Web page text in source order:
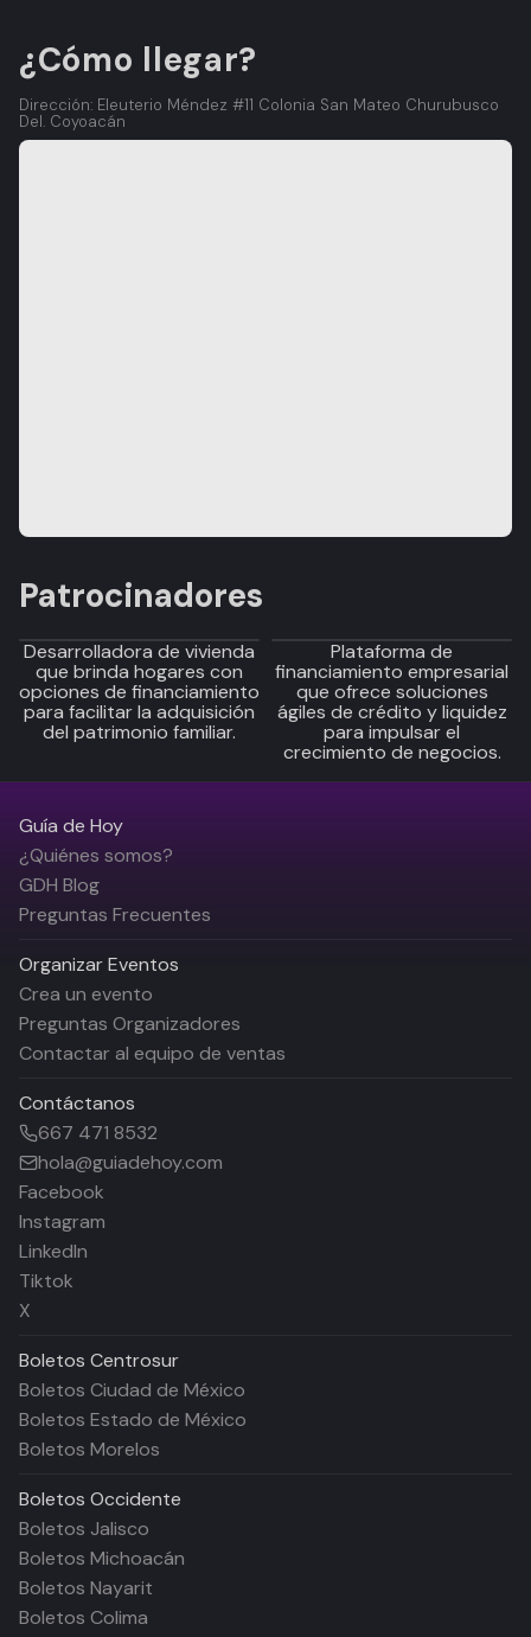
¿Cómo llegar?
Dirección: Eleuterio Méndez #11 Colonia San Mateo Churubusco
Del. Coyoacán
Patrocinadores
Desarrolladora de vivienda
que brinda hogares con
opciones de financiamiento
para facilitar la adquisición
del patrimonio familiar.
Plataforma de
financiamiento empresarial
que ofrece soluciones
ágiles de crédito y liquidez
para impulsar el
crecimiento de negocios.
Guía de Hoy
¿Quiénes somos?
GDH Blog
Preguntas Frecuentes
Organizar Eventos
Crea un evento
Preguntas Organizadores
Contactar al equipo de ventas
Contáctanos
667 471 8532
hola@guiadehoy.com
Facebook
Instagram
LinkedIn
Tiktok
X
Boletos Centrosur
Boletos Ciudad de México
Boletos Estado de México
Boletos Morelos
Boletos Occidente
Boletos Jalisco
Boletos Michoacán
Boletos Nayarit
Boletos Colima